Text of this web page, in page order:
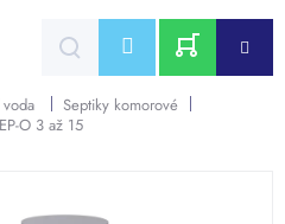
NÁKUPNÍ
Septiky komorové
O 3 až 15